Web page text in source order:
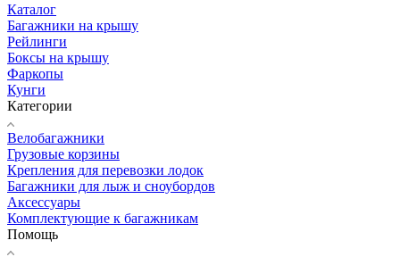
Каталог
Багажники на крышу
Рейлинги
Боксы на крышу
Фаркопы
Кунги
Категории
Велобагажники
Грузовые корзины
Крепления для перевозки лодок
Багажники для лыж и сноубордов
Аксессуары
Комплектующие к багажникам
Помощь